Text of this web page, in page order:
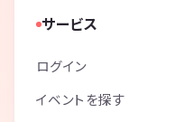
サービス
ログイン
イベントを探す